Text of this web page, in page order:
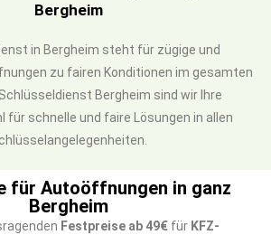
Bergheim
in Bergheim steht für zügige und
zu fairen Konditionen im gesamten
Bergheim sind wir Ihre
für schnelle und faire Lösungen in allen
für Autoöffnungen in ganz
Bergheim
Festpreise ab 49€ für KFZ-